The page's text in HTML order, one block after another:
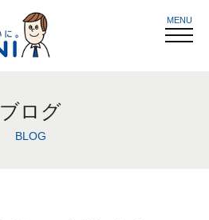
MENU
ブログ
BLOG